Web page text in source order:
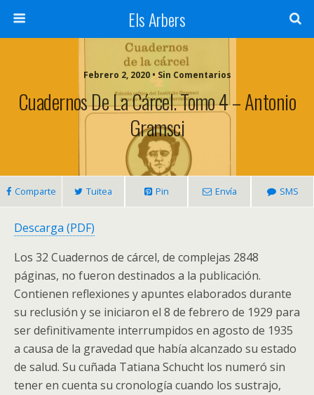
Els Arbers
Febrero 2, 2020 • Sin Comentarios
Cuadernos De La Cárcel. Tomo 4 – Antonio
Gramsci
Comparte Tuitea Pin Envía SMS
Descarga (PDF)
Los 32 Cuadernos de cárcel, de complejas 2848
páginas, no fueron destinados a la publicación.
Contienen reflexiones y apuntes elaborados durante
su reclusión y se iniciaron el 8 de febrero de 1929 para
ser definitivamente interrumpidos en agosto de 1935
a causa de la gravedad que había alcanzado su estado
de salud. Su cuñada Tatiana Schucht los numeró sin
tener en cuenta su cronología cuando los sustrajo,